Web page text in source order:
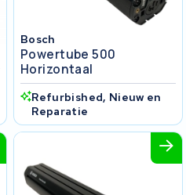
Bosch
Powertube 500
Horizontaal
Refurbished, Nieuw en
Reparatie